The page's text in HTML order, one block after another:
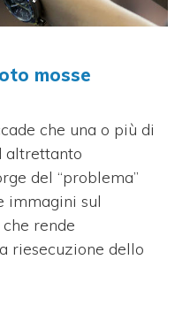
mosse
che una o più di
altrettanto
del “problema”
immagini sul
rende
riesecuzione dello